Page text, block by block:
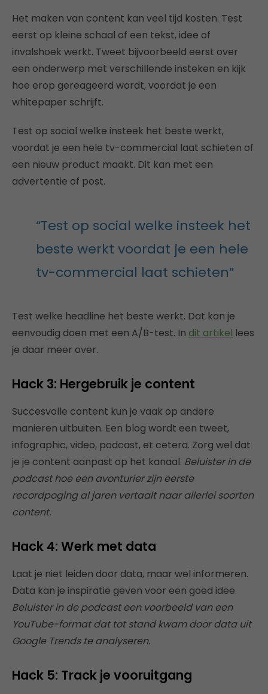
Het maken van content kan veel tijd kosten. Test
eerst op kleine schaal of een tekst, idee of
invalshoek werkt. Tweet bijvoorbeeld eerst over
een onderwerp met verschillende insteken en kijk
hoe erop gereageerd wordt, voordat je een
whitepaper schrijft.
Test op social welke insteek het beste werkt,
voordat je een hele tv-commercial laat schieten of
een nieuw product maakt. Dit kan met een
advertentie of post.
“Test op social welke insteek het
beste werkt voordat je een hele
tv-commercial laat schieten”
Test welke headline het beste werkt. Dat kan je
eenvoudig doen met een A/B-test. In dit artikel lees
je daar meer over.
Hack 3: Hergebruik je content
Succesvolle content kun je vaak op andere
manieren uitbuiten. Een blog wordt een tweet,
infographic, video, podcast, et cetera. Zorg wel dat
je je content aanpast op het kanaal. Beluister in de
podcast hoe een avonturier zijn eerste
recordpoging al jaren vertaalt naar allerlei soorten
content.
Hack 4: Werk met data
Laat je niet leiden door data, maar wel informeren.
Data kan je inspiratie geven voor een goed idee.
Beluister in de podcast een voorbeeld van een
YouTube-format dat tot stand kwam door data uit
Google Trends te analyseren.
Hack 5: Track je vooruitgang